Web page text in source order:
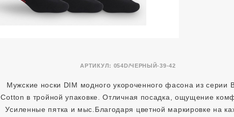
АРТИКУЛ: 054D/ЧЕРНЫЙ-39-42
Мужские носки DIM модного укороченного фасона из серии
Cotton в тройной упаковке. Отличная посадка, ощущение
Усиленные пятка и мыс.Благодаря цветной маркировке на